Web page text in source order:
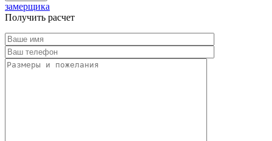
замерщика
Получить расчет